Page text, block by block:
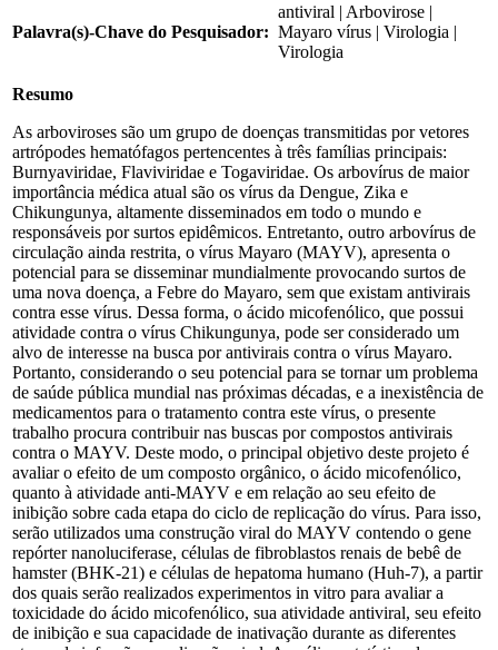
Palavra(s)-Chave do Pesquisador:
antiviral | Arbovirose |
Mayaro vírus | Virologia |
Virologia
Resumo
As arboviroses são um grupo de doenças transmitidas por vetores
artrópodes hematófagos pertencentes à três famílias principais:
Burnyaviridae, Flaviviridae e Togaviridae. Os arbovírus de maior
importância médica atual são os vírus da Dengue, Zika e
Chikungunya, altamente disseminados em todo o mundo e
responsáveis por surtos epidêmicos. Entretanto, outro arbovírus de
circulação ainda restrita, o vírus Mayaro (MAYV), apresenta o
potencial para se disseminar mundialmente provocando surtos de
uma nova doença, a Febre do Mayaro, sem que existam antivirais
contra esse vírus. Dessa forma, o ácido micofenólico, que possui
atividade contra o vírus Chikungunya, pode ser considerado um
alvo de interesse na busca por antivirais contra o vírus Mayaro.
Portanto, considerando o seu potencial para se tornar um problema
de saúde pública mundial nas próximas décadas, e a inexistência de
medicamentos para o tratamento contra este vírus, o presente
trabalho procura contribuir nas buscas por compostos antivirais
contra o MAYV. Deste modo, o principal objetivo deste projeto é
avaliar o efeito de um composto orgânico, o ácido micofenólico,
quanto à atividade anti-MAYV e em relação ao seu efeito de
inibição sobre cada etapa do ciclo de replicação do vírus. Para isso,
serão utilizados uma construção viral do MAYV contendo o gene
repórter nanoluciferase, células de fibroblastos renais de bebê de
hamster (BHK-21) e células de hepatoma humano (Huh-7), a partir
dos quais serão realizados experimentos in vitro para avaliar a
toxicidade do ácido micofenólico, sua atividade antiviral, seu efeito
de inibição e sua capacidade de inativação durante as diferentes